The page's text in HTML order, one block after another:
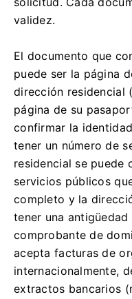
validez.
El documento que
puede ser la página
dirección residencial
página de su
confirmar la
tener un número de
residencial se puede
servicios públicos
completo y la
tener una
comprobante de
acepta facturas de
internacionalmente,
extractos bancarios